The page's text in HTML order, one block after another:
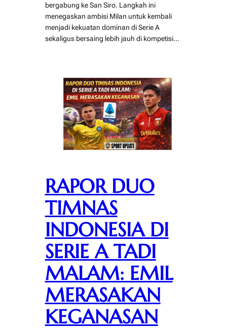
bergabung ke San Siro. Langkah ini
menegaskan ambisi Milan untuk kembali
menjadi kekuatan dominan di Serie A
sekaligus bersaing lebih jauh di kompetisi…
RAPOR DUO
TIMNAS
INDONESIA DI
SERIE A TADI
MALAM: EMIL
MERASAKAN
KEGANASAN